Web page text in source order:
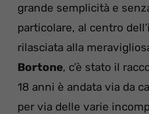
grande semplicità e
particolare, al centro
rilasciata alla
Bortone, c’è stato il
18 anni è andata via da
per via delle varie